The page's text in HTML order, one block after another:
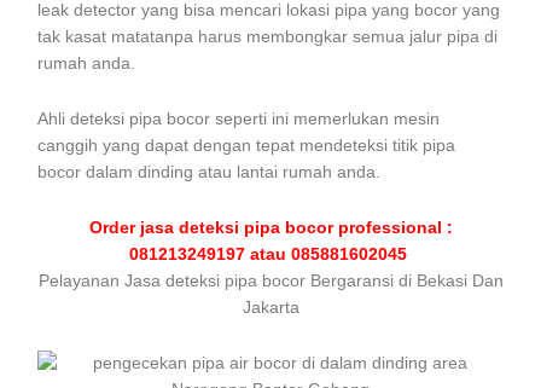
leak detector yang bisa mencari lokasi pipa yang bocor yang
tak kasat matatanpa harus membongkar semua jalur pipa di
rumah anda.
Ahli deteksi pipa bocor seperti ini memerlukan mesin
canggih yang dapat dengan tepat mendeteksi titik pipa
bocor dalam dinding atau lantai rumah anda.
Order jasa deteksi pipa bocor professional :
081213249197 atau 085881602045
Pelayanan Jasa deteksi pipa bocor Bergaransi di Bekasi Dan
Jakarta